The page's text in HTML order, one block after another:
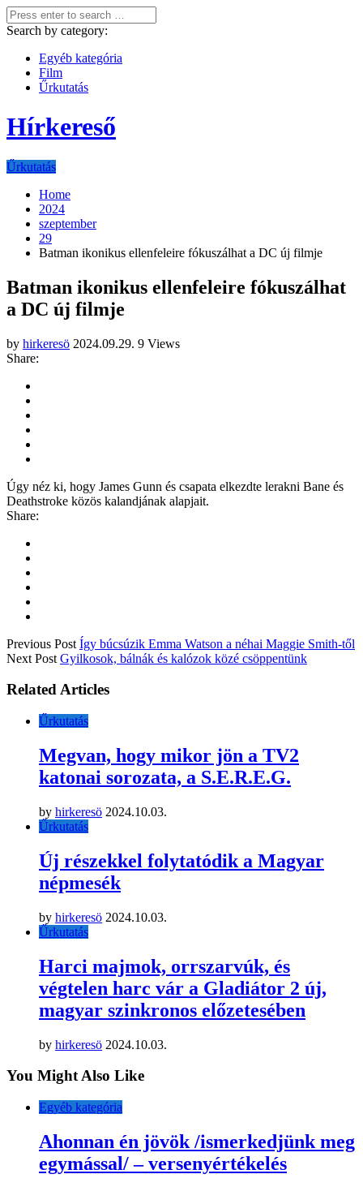
Search by category:
Egyéb kategória
Film
Űrkutatás
Hírkereső
Űrkutatás
Home
2024
szeptember
29
Batman ikonikus ellenfeleire fókuszálhat a DC új filmje
Batman ikonikus ellenfeleire fókuszálhat
a DC új filmje
by hirkeresö 2024.09.29. 9 Views
Share:
Úgy néz ki, hogy James Gunn és csapata elkezdte lerakni Bane és
Deathstroke közös kalandjának alapjait.
Share:
Previous Post Így búcsúzik Emma Watson a néhai Maggie Smith-től
Next Post Gyilkosok, bálnák és kalózok közé csöppentünk
Related Articles
Űrkutatás
Megvan, hogy mikor jön a TV2
katonai sorozata, a S.E.R.E.G.
by hirkeresö 2024.10.03.
Űrkutatás
Új részekkel folytatódik a Magyar
népmesék
by hirkeresö 2024.10.03.
Űrkutatás
Harci majmok, orrszarvúk, és
végtelen harc vár a Gladiátor 2 új,
magyar szinkronos előzetesében
by hirkeresö 2024.10.03.
You Might Also Like
Egyéb kategória
Ahonnan én jövök /ismerkedjünk meg
egymással/ – versenyértékelés